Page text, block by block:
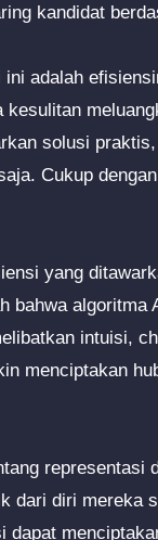
kandidat
adalah
solusi
Cukup
yang
bahwa
intuisi,
menciptakan
dari diri mereka
dapat